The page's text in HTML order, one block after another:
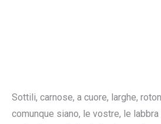
Sottili, carnose, a cuore, larghe,
comunque siano, le vostre, le labbra